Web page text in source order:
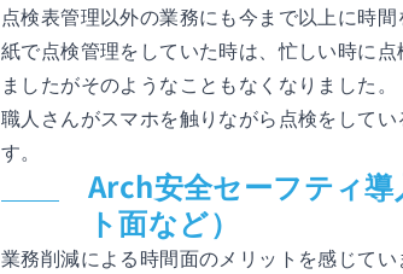
点検表管理以外の業務にも今まで以上に時間
紙で点検管理をしていた時は、忙しい時に
ましたがそのようなこともなくなりました。
職人さんがスマホを触りながら点検をして
す。
Arch安全セーフティ
ト面など）
業務削減による時間面のメリットを感じてい